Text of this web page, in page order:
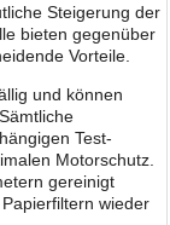
Steigerung der
bieten gegenüber
Vorteile.
und können
Test-
Motorschutz.
gereinigt
wieder